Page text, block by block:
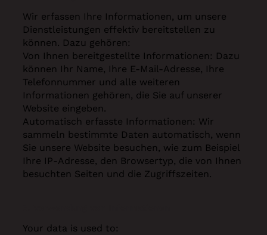
Wir erfassen Ihre Informationen, um unsere
Dienstleistungen effektiv bereitstellen zu
können. Dazu gehören:
Von Ihnen bereitgestellte Informationen: Dazu
können Ihr Name, Ihre E-Mail-Adresse, Ihre
Telefonnummer und alle weiteren
Informationen gehören, die Sie auf unserer
Website eingeben.
Automatisch erfasste Informationen: Wir
sammeln bestimmte Daten automatisch, wenn
Sie unsere Website besuchen, wie zum Beispiel
Ihre IP-Adresse, den Browsertyp, die von Ihnen
besuchten Seiten und die Zugriffszeiten.
Your data is used to: